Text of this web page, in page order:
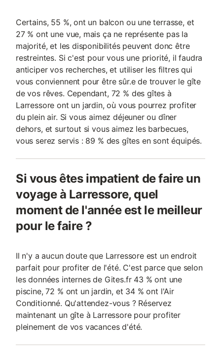
Certains, 55 %, ont un balcon ou une terrasse, et
27 % ont une vue, mais ça ne représente pas la
majorité, et les disponibilités peuvent donc être
restreintes. Si c'est pour vous une priorité, il faudra
anticiper vos recherches, et utiliser les filtres qui
vous conviennent pour être sûr.e de trouver le gîte
de vos rêves. Cependant, 72 % des gîtes à
Larressore ont un jardin, où vous pourrez profiter
du plein air. Si vous aimez déjeuner ou dîner
dehors, et surtout si vous aimez les barbecues,
vous serez servis : 89 % des gîtes en sont équipés.
Si vous êtes impatient de faire un
voyage à Larressore, quel
moment de l'année est le meilleur
pour le faire ?
Il n'y a aucun doute que Larressore est un endroit
parfait pour profiter de l'été. C'est parce que selon
les données internes de Gites.fr 43 % ont une
piscine, 72 % ont un jardin, et 34 % ont l'Air
Conditionné. Qu'attendez-vous ? Réservez
maintenant un gîte à Larressore pour profiter
pleinement de vos vacances d'été.